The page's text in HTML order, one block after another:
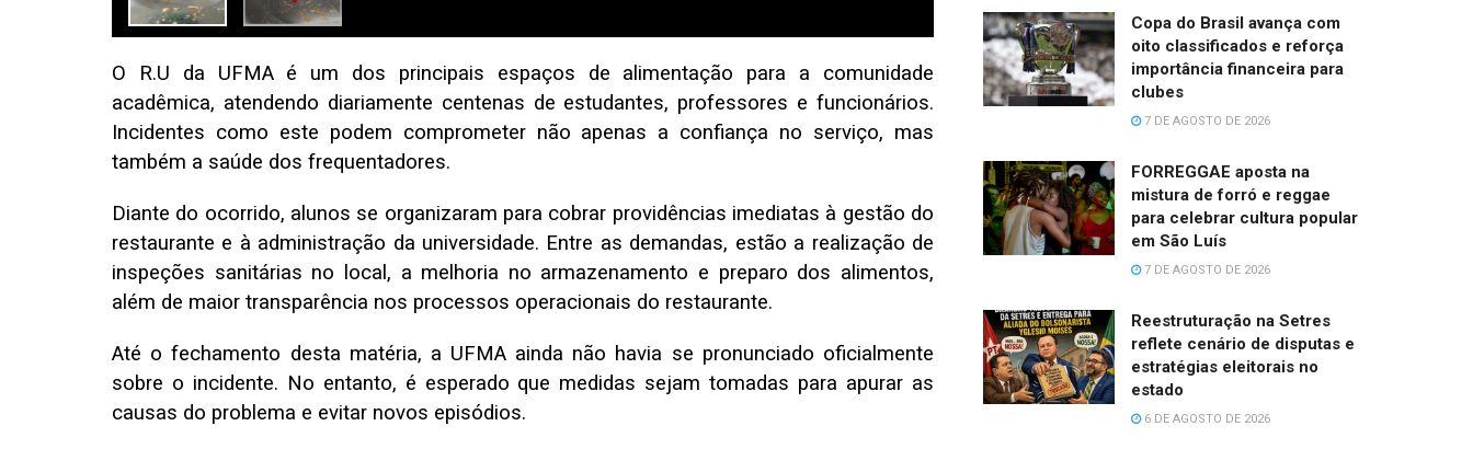
O R.U da UFMA é um dos principais espaços de alimentação para a comunidade
acadêmica, atendendo diariamente centenas de estudantes, professores e funcionários.
Incidentes como este podem comprometer não apenas a confiança no serviço, mas
também a saúde dos frequentadores.
Diante do ocorrido, alunos se organizaram para cobrar providências imediatas à gestão do
restaurante e à administração da universidade. Entre as demandas, estão a realização de
inspeções sanitárias no local, a melhoria no armazenamento e preparo dos alimentos,
além de maior transparência nos processos operacionais do restaurante.
Até o fechamento desta matéria, a UFMA ainda não havia se pronunciado oficialmente
sobre o incidente. No entanto, é esperado que medidas sejam tomadas para apurar as
causas do problema e evitar novos episódios.
Copa do Brasil avança com
oito classificados e reforça
importância financeira para
clubes
7 DE AGOSTO DE 2026
FORREGGAE aposta na
mistura de forró e reggae
para celebrar cultura popular
em São Luís
7 DE AGOSTO DE 2026
Reestruturação na Setres
reflete cenário de disputas e
estratégias eleitorais no
estado
6 DE AGOSTO DE 2026